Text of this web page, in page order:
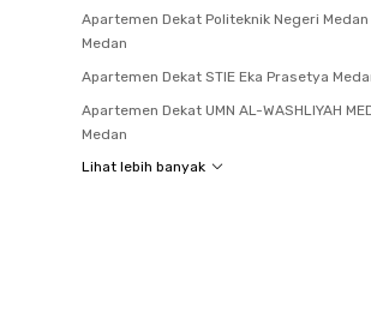
Apartemen Dekat Politeknik Negeri Medan
Medan
Apartemen Dekat STIE Eka Prasetya
Apartemen Dekat UMN AL-WASHLIYAH
Medan
Lihat lebih banyak